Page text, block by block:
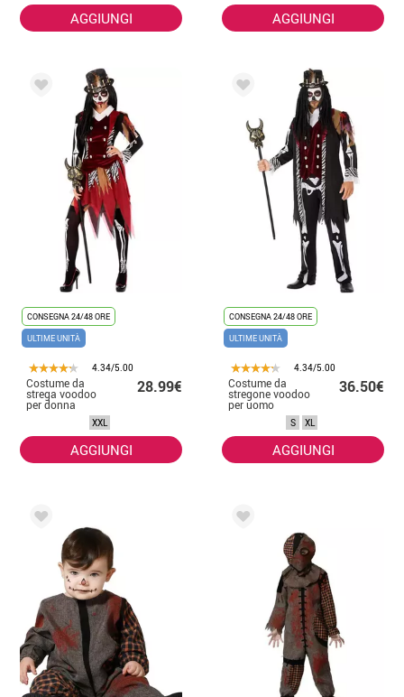
AGGIUNGI AGGIUNGI
CONSEGNA 24/48 ORE
ULTIME UNITÀ
4.34/5.00
Costume da
strega voodoo
per donna
28.99€
XXL
AGGIUNGI
CONSEGNA 24/48 ORE
ULTIME UNITÀ
4.34/5.00
Costume da
stregone voodoo
per uomo
36.50€
S XL
AGGIUNGI